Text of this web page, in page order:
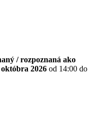
/ rozpoznaná ako
októbra 2026 od 14:00 do